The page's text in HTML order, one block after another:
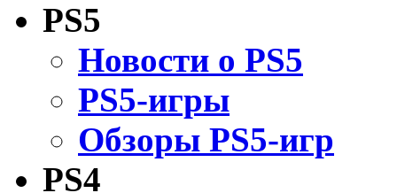
PS5
Новости о PS5
PS5-игры
Обзоры PS5-игр
PS4